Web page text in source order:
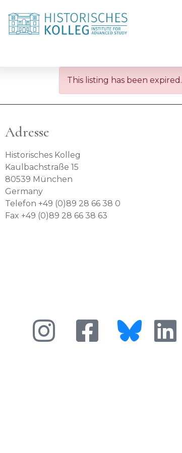
This listing has been expired.
Adresse
Historisches Kolleg
Kaulbachstraße 15
80539 München
Germany
Telefon +49 (0)89 28 66 38 0
Fax +49 (0)89 28 66 38 63